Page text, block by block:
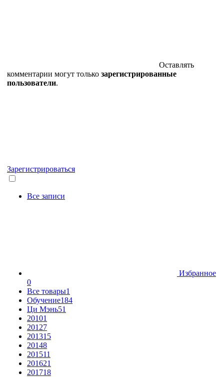
Оставлять
комментарии могут только зарегистрированные
пользователи.
Зарегистрироваться
Все записи
Избранное
0
Все товары1
Обучение184
Ци Мэнь51
20101
20127
201315
20148
201511
201621
201718